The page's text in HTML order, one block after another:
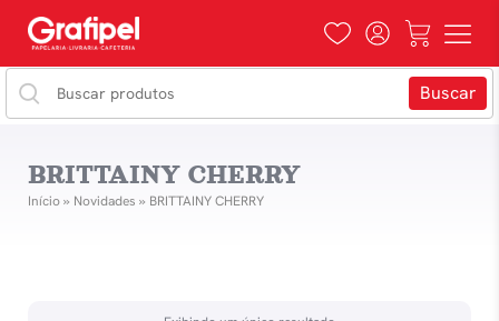
BRITTAINY CHERRY
Início» Novidades » BRITTAINY CHERRY